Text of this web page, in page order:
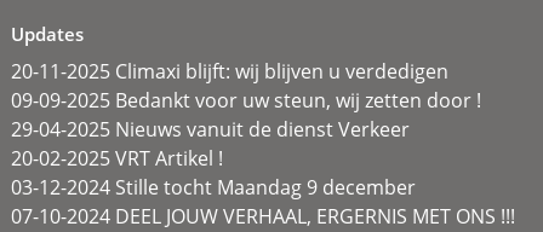
Updates
20-11-2025 Climaxi blijft: wij blijven u verdedigen
09-09-2025 Bedankt voor uw steun, wij zetten door !
29-04-2025 Nieuws vanuit de dienst Verkeer
20-02-2025 VRT Artikel !
03-12-2024 Stille tocht Maandag 9 december
07-10-2024 DEEL JOUW VERHAAL, ERGERNIS MET ONS !!!